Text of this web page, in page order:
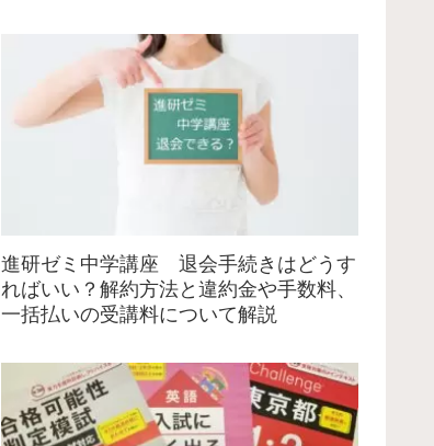
進研ゼミ中学講座 退会手続きはどうす
ればいい？解約方法と違約金や手数料、
一括払いの受講料について解説